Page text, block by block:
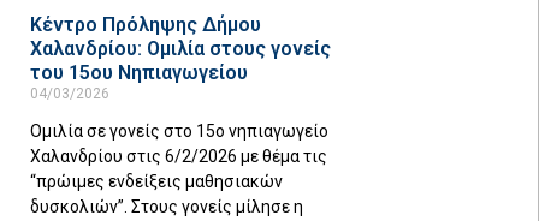
Κέντρο Πρόληψης Δήμου
Χαλανδρίου: Ομιλία στους γονείς
του 15ου Νηπιαγωγείου
04/03/2026
Ομιλία σε γονείς στο 15ο νηπιαγωγείο
Χαλανδρίου στις 6/2/2026 με θέμα τις
“πρώιμες ενδείξεις μαθησιακών
δυσκολιών”. Στους γονείς μίλησε η